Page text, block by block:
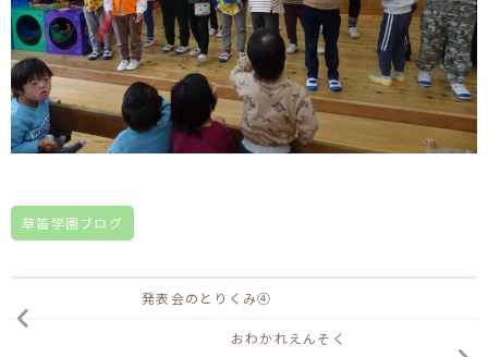
草笛学園ブログ
発表会のとりくみ④
おわかれえんそく